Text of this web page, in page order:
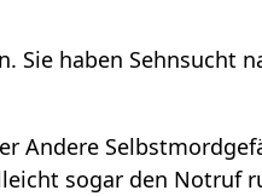
Sie haben Sehnsucht
Andere
sogar den Notruf